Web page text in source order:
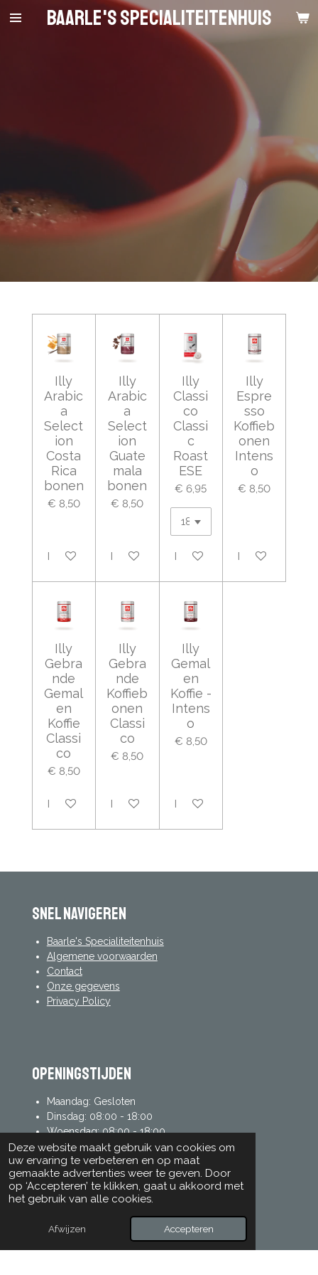
Deze website maakt gebruik van cookies om
uw ervaring te verbeteren en op maat
gemaakte advertenties weer te geven. Door
op ‘Accepteren’ te klikken, gaat u akkoord met
het gebruik van alle cookies.
Afwijzen Accepteren
Ga
Baarle's Specialiteitenhuis
Illy
Arabic
a
Select
ion
Costa
Rica
bonen
€ 8,50
In winkelwagen
Illy
Arabic
a
Select
ion
Guate
mala
bonen
€ 8,50
In winkelwagen
Illy
Classi
co
Classi
c
Roast
ESE
€ 6,95
In winkelwagen
Illy
Espre
sso
Koffieb
onen
Intens
o
€ 8,50
In winkelwagen
Illy
Gebra
nde
Gemal
en
Koffie
Classi
co
€ 8,50
In winkelwagen
Illy
Gebra
nde
Koffieb
onen
Classi
co
€ 8,50
In winkelwagen
Illy
Gemal
en
Koffie -
Intens
o
€ 8,50
In winkelwagen
Snel navigeren
Baarle's Specialiteitenhuis
Algemene voorwaarden
Contact
Onze gegevens
Privacy Policy
Openingstijden
Maandag: Gesloten
Dinsdag: 08:00 - 18:00
Woensdag: 08:00 - 18:00
Donderdag: 08:00 - 18:00
Vrijdag: 08:00 - 18:00
Zaterdag: 08:00 - 17:00
Zondag: 08:00 - 17:00
mijn account